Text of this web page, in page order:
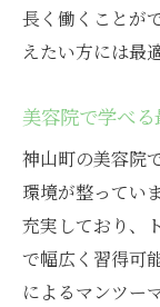
長く働くことが
えたい方には最
美容院で学べ
神山町の美容院
環境が整ってい
充実しており、
で幅広く習得可
によるマンツー